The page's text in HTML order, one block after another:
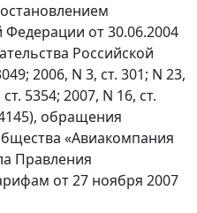
Федерации от 30.06.2004
Российской
2006, N 3, ст. 301; N 23,
5354; 2007, N 16, ст.
4145), обращения
«Авиакомпания
Правления
от 27 ноября 2007